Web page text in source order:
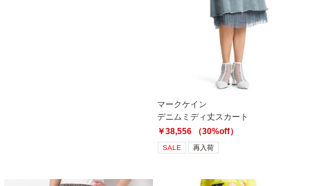
マークケイン
デニムミディ丈スカート
￥38,556 （30%off）
SALE 再入荷